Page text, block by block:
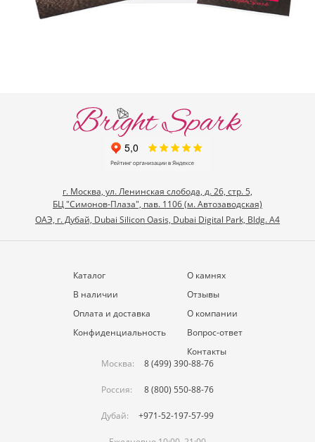
г. Москва, ул. Ленинская слобода, д. 26, стр. 5,
БЦ "Симонов-Плаза", пав. 1106 (м. Автозаводская)
ОАЭ, г. Дубай, Dubai Silicon Oasis, Dubai Digital Park, Bldg. A4
Каталог
В наличии
Оплата и доставка
Конфиденциальность
О камнях
Отзывы
О компании
Вопрос-ответ
Контакты
Москва:
8 (499) 390-88-76
Россия: 8 (800) 550-88-76
Дубай: +971-52-197-57-99